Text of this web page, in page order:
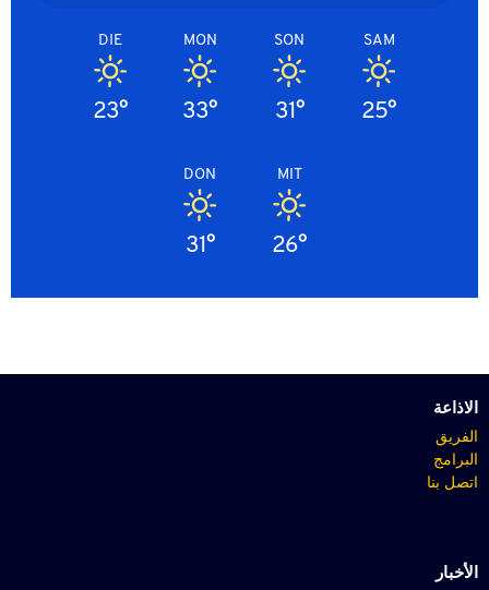
SAM
25°
SON
31°
MON
33°
DIE
23°
MIT
26°
DON
31°
الاذاعة
الفريق
البرامج
اتصل بنا
الأخبار